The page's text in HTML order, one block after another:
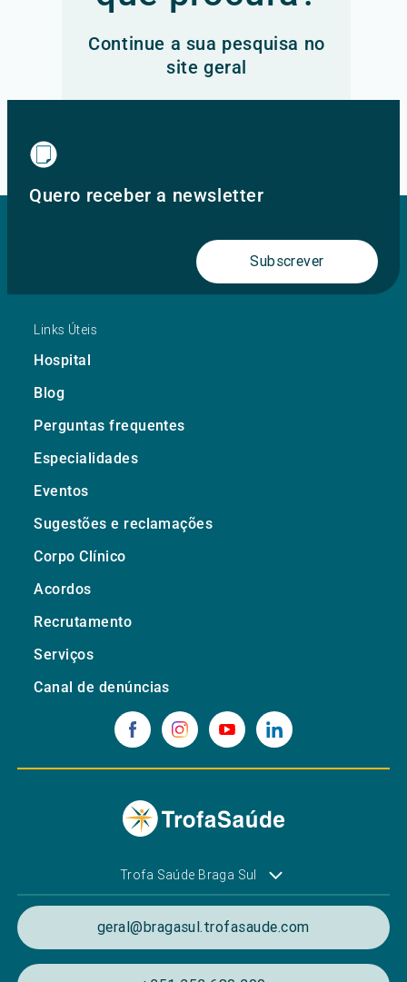
Continue a sua pesquisa no
site geral
Quero receber a newsletter
Subscrever
Links Úteis
Hospital
Blog
Perguntas frequentes
Especialidades
Eventos
Sugestões e reclamações
Corpo Clínico
Acordos
Recrutamento
Serviços
Canal de denúncias
Trofa Saúde Braga Sul
geral@bragasul.trofasaude.com